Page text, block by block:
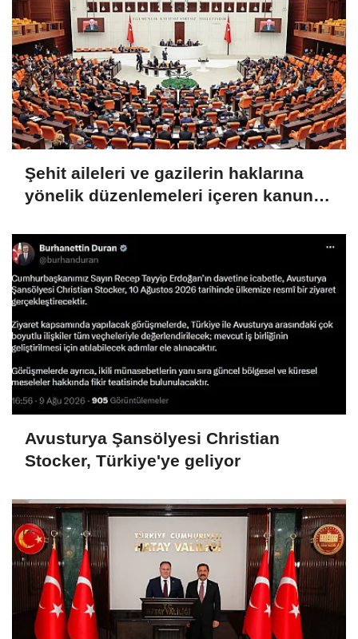
Şehit aileleri ve gazilerin haklarına
yönelik düzenlemeleri içeren kanun
Avusturya Şansölyesi Christian
Stocker, Türkiye'ye geliyor